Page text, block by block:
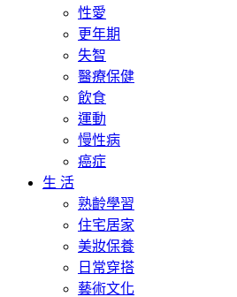
性愛
更年期
失智
醫療保健
飲食
運動
慢性病
癌症
生 活
熟齡學習
住宅居家
美妝保養
日常穿搭
藝術文化